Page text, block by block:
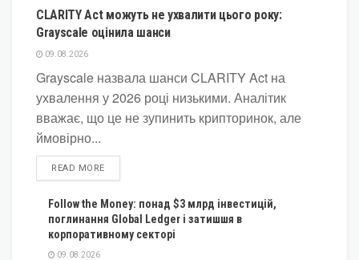
CLARITY Act можуть не ухвалити цього року:
Grayscale оцінила шанси
09.08.2026
Grayscale назвала шанси CLARITY Act на
ухвалення у 2026 році низькими. Аналітик
вважає, що це не зупинить крипторинок, але
ймовірно...
READ MOREDETAILS
Follow the Money: понад $3 млрд інвестицій,
поглинання Global Ledger і затишшя в
корпоративному секторі
09.08.2026